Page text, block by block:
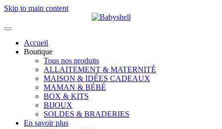
Skip to main content
Accueil
Boutique
Tous nos produits
ALLAITEMENT & MATERNITÉ
MAISON & IDÉES CADEAUX
MAMAN & BÉBÉ
BOX & KITS
BIJOUX
SOLDES & BRADERIES
En savoir plus